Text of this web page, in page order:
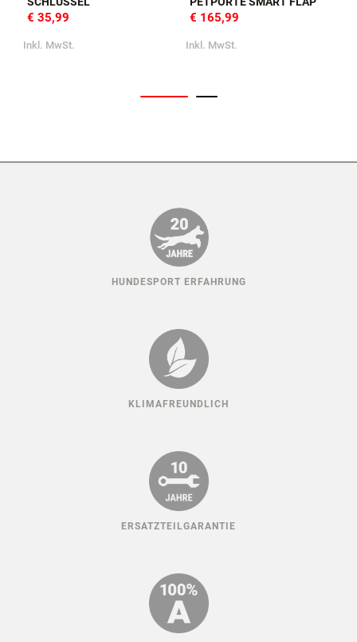
€ 35,99
Inkl. MwSt.
€ 165,99
Inkl. MwSt.
HUNDESPORT ERFAHRUNG
KLIMAFREUNDLICH
ERSATZTEILGARANTIE